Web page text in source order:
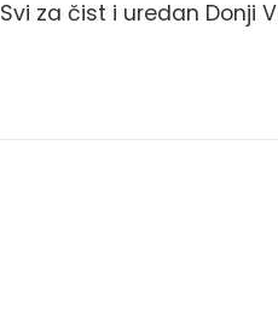
Svi za čist i uredan Donji